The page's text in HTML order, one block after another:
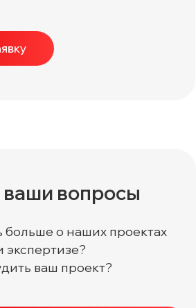
вопросы
больше о наших проектах
экспертизе?
ваш проект?